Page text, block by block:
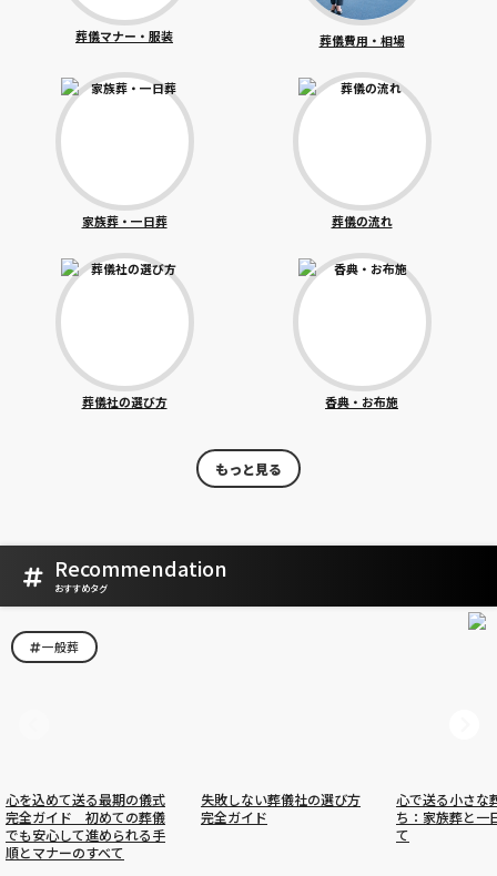
葬儀マナー・服装 葬儀費用・相場
家族葬・一日葬 葬儀の流れ
葬儀社の選び方 香典・お布施
もっと見る
Recommendation
おすすめタグ
一般葬
心を込めて送る最期の儀式
完全ガイド 初めての葬儀
でも安心して進められる手
順とマナーのすべて
失敗しない葬儀社の選び方
完全ガイド
心で送る小さな
ち：家族葬と一
て